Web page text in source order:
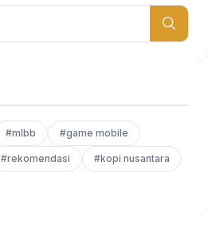
#mlbb #game mobile
#rekomendasi #kopi nusantara